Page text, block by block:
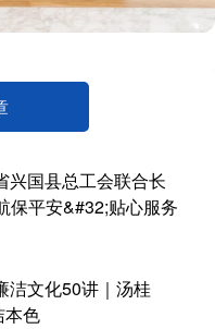
兴国县总工会联合长
保平安&#32;贴心服务
洁文化50讲｜汤桂
本色